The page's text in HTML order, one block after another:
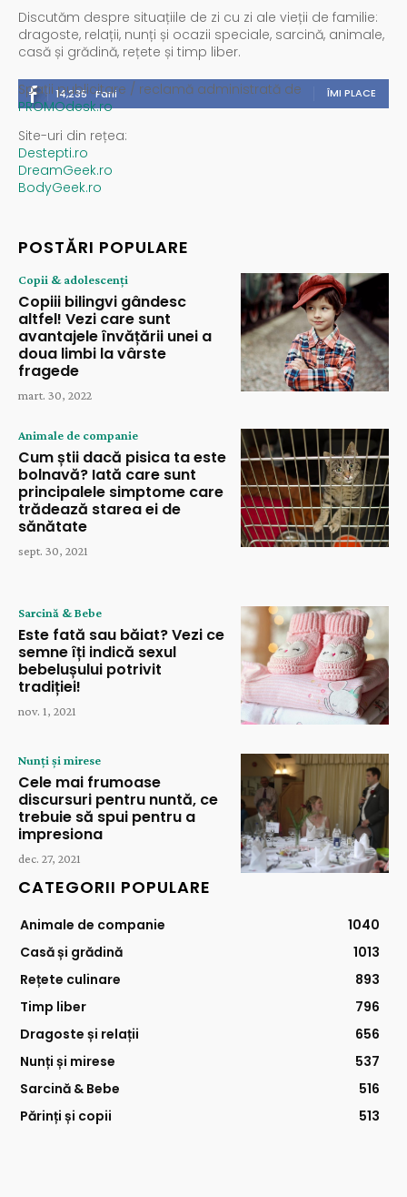
Discutăm despre situațiile de zi cu zi ale vieții de familie:
dragoste, relații, nunți și ocazii speciale, sarcină, animale,
casă și grădină, rețete și timp liber.
14,235 Fani ÎMI PLACE
Spații publicitare / reclamă administrată de
PROMOdesk.ro
Site-uri din rețea:
Destepti.ro
DreamGeek.ro
BodyGeek.ro
POSTĂRI POPULARE
Copii & adolescenți
Copiii bilingvi gândesc
altfel! Vezi care sunt
avantajele învățării unei a
doua limbi la vârste
fragede
mart. 30, 2022
Animale de companie
Cum știi dacă pisica ta este
bolnavă? Iată care sunt
principalele simptome care
trădează starea ei de
sănătate
sept. 30, 2021
Sarcină & Bebe
Este fată sau băiat? Vezi ce
semne îți indică sexul
bebelușului potrivit
tradiției!
nov. 1, 2021
Nunți și mirese
Cele mai frumoase
discursuri pentru nuntă, ce
trebuie să spui pentru a
impresiona
dec. 27, 2021
CATEGORII POPULARE
Animale de companie
1040
Casă și grădină
1013
Rețete culinare
893
Timp liber
796
Dragoste și relații
656
Nunți și mirese
537
Sarcină & Bebe
516
Părinți și copii
513